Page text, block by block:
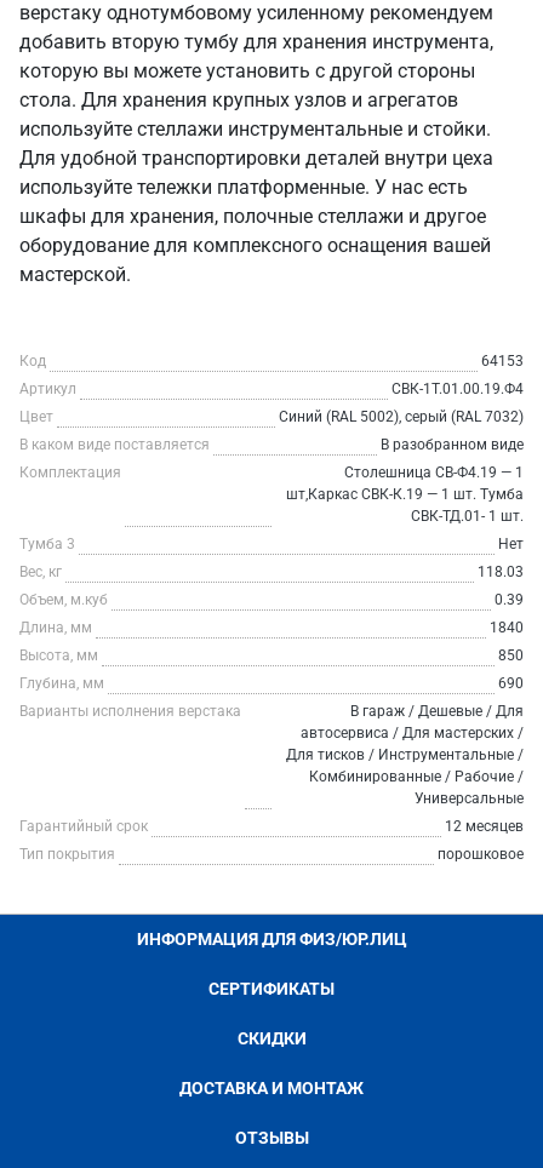
верстаку однотумбовому усиленному рекомендуем
добавить вторую тумбу для хранения инструмента,
которую вы можете установить с другой стороны
стола. Для хранения крупных узлов и агрегатов
используйте стеллажи инструментальные и стойки.
Для удобной транспортировки деталей внутри цеха
используйте тележки платформенные. У нас есть
шкафы для хранения, полочные стеллажи и другое
оборудование для комплексного оснащения вашей
мастерской.
Код
64153
Артикул
СВК-1Т.01.00.19.Ф4
Цвет
Синий (RAL 5002), серый (RAL 7032)
В каком виде поставляется
В разобранном виде
Комплектация
Столешница СВ-Ф4.19 — 1
шт,Каркас СВК-К.19 — 1 шт. Тумба
СВК-ТД.01- 1 шт.
Тумба 3
Нет
Вес, кг
118.03
Объем, м.куб
0.39
Длина, мм
1840
Высота, мм
850
Глубина, мм
690
Варианты исполнения верстака
В гараж / Дешевые / Для
автосервиса / Для мастерских /
Для тисков / Инструментальные /
Комбинированные / Рабочие /
Универсальные
Гарантийный срок
12 месяцев
Тип покрытия
порошковое
ИНФОРМАЦИЯ ДЛЯ ФИЗ/ЮР.ЛИЦ
СЕРТИФИКАТЫ
СКИДКИ
ДОСТАВКА И МОНТАЖ
ОТЗЫВЫ